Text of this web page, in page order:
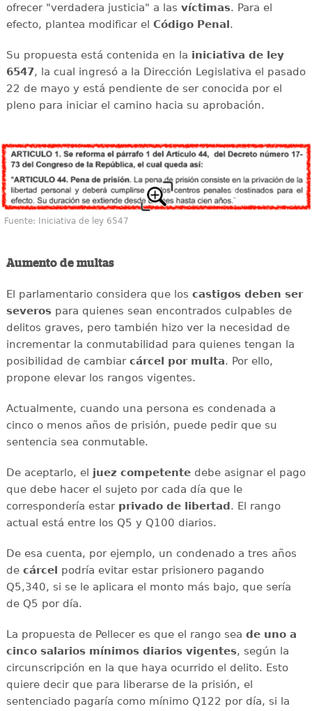
ofrecer "verdadera justicia" a las víctimas. Para el
efecto, plantea modificar el Código Penal.
Su propuesta está contenida en la iniciativa de ley
6547, la cual ingresó a la Dirección Legislativa el pasado
22 de mayo y está pendiente de ser conocida por el
pleno para iniciar el camino hacia su aprobación.
Fuente: Iniciativa de ley 6547
Aumento de multas
El parlamentario considera que los castigos deben ser
severospara quienes sean encontrados culpables de
delitos graves, pero también hizo ver la necesidad de
incrementar la conmutabilidad para quienes tengan la
posibilidad de cambiar cárcel por multa. Por ello,
propone elevar los rangos vigentes.
Actualmente, cuando una persona es condenada a
cinco o menos años de prisión, puede pedir que su
sentencia sea conmutable.
De aceptarlo, el juez competentedebe asignar el pago
que debe hacer el sujeto por cada día que le
correspondería estarprivado de libertad. El rango
actual está entre los Q5 y Q100 diarios.
De esa cuenta, por ejemplo, un condenado a tres años
decárcel podría evitar estar prisionero pagando
Q5,340, si se le aplicara el monto más bajo, que sería
de Q5 por día.
La propuesta de Pellecer es que el rango sea de uno a
cinco salarios mínimos diarios vigentes, según la
circunscripción en la que haya ocurrido el delito. Esto
quiere decir que para liberarse de la prisión, el
sentenciado pagaría como mínimo Q122 por día, si la